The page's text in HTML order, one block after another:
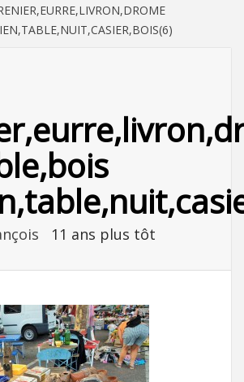
11 ans plus tôt